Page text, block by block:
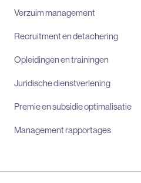
Verzuim management
Recruitment en detachering
Opleidingen en trainingen
Juridische dienstverlening
Premie en subsidie optimalisatie
Management rapportages